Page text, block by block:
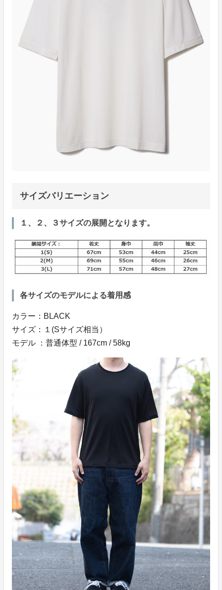
サイズバリエーション
１、２、３サイズの展開となります。
各サイズのモデルによる着用感
カラー：BLACK
サイズ：１(Sサイズ相当）
モデル ：普通体型 / 167cm / 58kg